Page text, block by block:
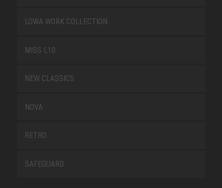
LOWA WORK COLLECTION
MISS L10
NEW CLASSICS
NOVA
RETRO
SAFEGUARD